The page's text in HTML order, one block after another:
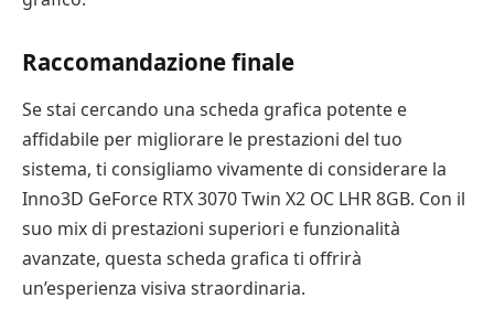
Raccomandazione finale
Se stai cercando una scheda grafica potente e
affidabile per migliorare le prestazioni del tuo
sistema, ti consigliamo vivamente di considerare la
Inno3D GeForce RTX 3070 Twin X2 OC LHR 8GB. Con il
suo mix di prestazioni superiori e funzionalità
avanzate, questa scheda grafica ti offrirà
un’esperienza visiva straordinaria.